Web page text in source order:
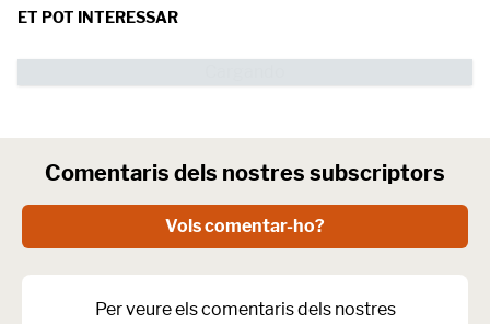
ET POT INTERESSAR
Comentaris dels nostres subscriptors
Vols comentar-ho?
Per veure els comentaris dels nostres